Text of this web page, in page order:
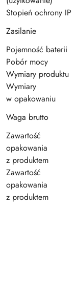
Stopień ochrony IP
Zasilanie
Pojemność baterii
Pobór mocy
Wymiary produktu
Wymiary
w opakowaniu
Waga brutto
Zawartość
opakowania
z produktem
Zawartość
opakowania
z produktem